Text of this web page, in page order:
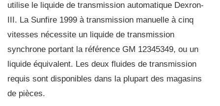
utilise le liquide de transmission automatique Dexron-
III. La Sunfire 1999 à transmission manuelle à cinq
vitesses nécessite un liquide de transmission
synchrone portant la référence GM 12345349, ou un
liquide équivalent. Les deux fluides de transmission
requis sont disponibles dans la plupart des magasins
de pièces.